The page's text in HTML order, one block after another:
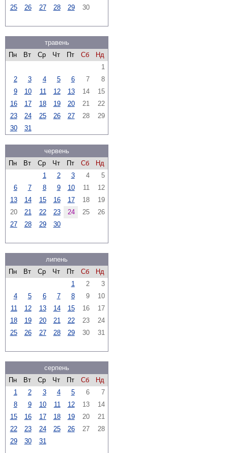
25
26 27 28 29 30
травень
Пн
Вт Ср Чт Пт Сб
Нд
1
2
3 4 5 6 7
8
9
10 11 12 13 14
15
16
17 18 19 20 21
22
23
24 25 26 27 28
29
30
31
червень
Пн
Вт Ср Чт Пт Сб
Нд
1
2 3 4
5
6
7 8 9 10 11
12
13
14 15 16 17 18
19
20
21 22 23 24 25
26
27
28 29 30
липень
Пн
Вт Ср Чт Пт Сб
Нд
1
2
3
4
5 6 7 8 9
10
11
12 13 14 15 16
17
18
19 20 21 22 23
24
25
26 27 28 29 30 31
серпень
Пн
Вт Ср Чт Пт Сб
Нд
1
2 3 4 5 6
7
8
9 10 11 12 13
14
15
16 17 18 19 20
21
22
23 24 25 26 27
28
29
30 31